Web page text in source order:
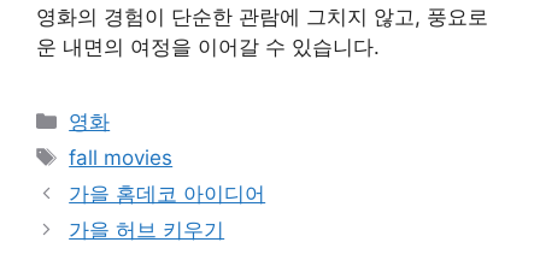
영화의 경험이 단순한 관람에 그치지 않고, 풍요로
운 내면의 여정을 이어갈 수 있습니다.
Categories
영화
Tags
fall movies
가을 홈데코 아이디어
가을 허브 키우기